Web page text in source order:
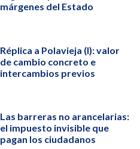
márgenes del Estado
Réplica a Polavieja (I): valor
de cambio concreto e
intercambios previos
Las barreras no arancelarias:
el impuesto invisible que
pagan los ciudadanos